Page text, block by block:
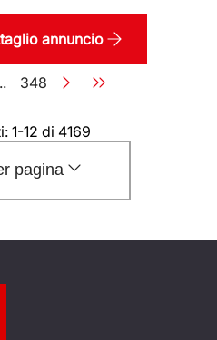
annuncio
Pagina
348
1-12 di 4169
pagina